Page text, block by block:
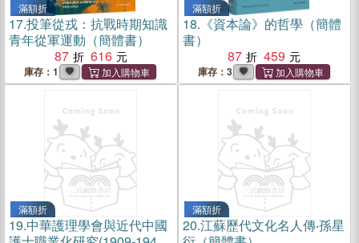
滿額折
17.投筆從戎：抗戰時期知識
青年從軍運動（簡體書）
87
616
庫存：1
滿額折
18. 《資本論》的哲學（簡體
書）
87
459
庫存：3
滿額折
19.中華護理學會與近代中國
滿額折
20.江蘇歷代文化名人傳‧孫星